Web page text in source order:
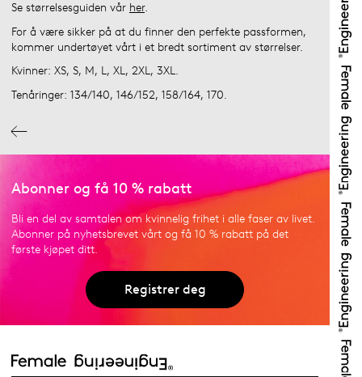
Se størrelsesguiden vår her.
For å være sikker på at du finner den perfekte passformen,
kommer undertøyet vårt i et bredt sortiment av størrelser.
Kvinner: XS, S, M, L, XL, 2XL, 3XL.
Tenåringer: 134/140, 146/152, 158/164, 170.
Abonner og få 10 % rabatt
Bli en del av samtalen om kvinnelig frihet i alle faser av livet.
Abonner på nyhetsbrevet vårt og få 10 % rabatt på det
første kjøpet ditt.
Registrer deg